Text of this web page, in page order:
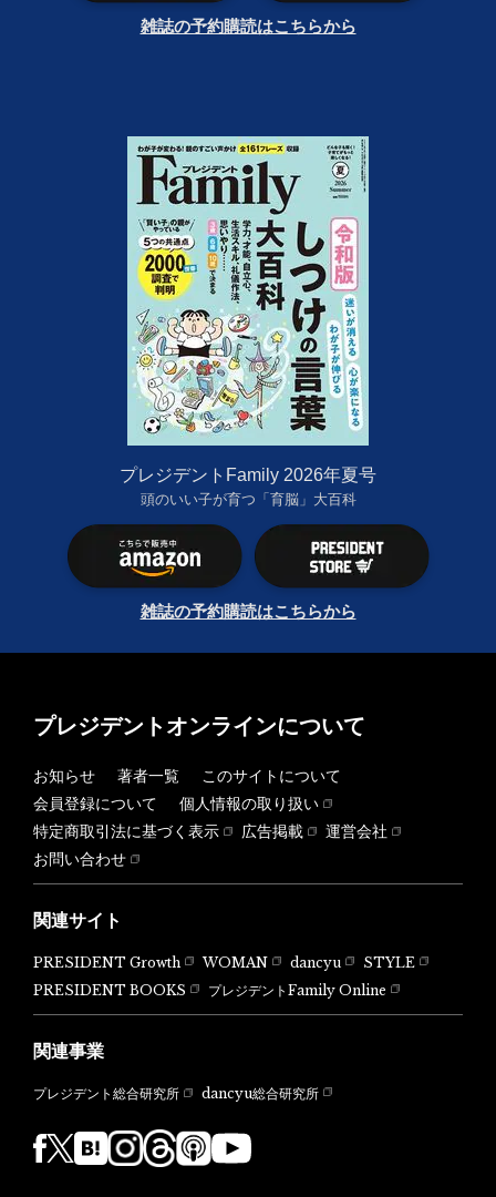
雑誌の予約購読はこちらから
プレジデントFamily 2026年夏号
頭のいい子が育つ「育脳」大百科
雑誌の予約購読はこちらから
プレジデントオンラインについて
お知らせ 著者一覧
このサイトについて
会員登録について
個人情報の取り扱い
特定商取引法に基づく表示
広告掲載
運営会社
お問い合わせ
関連サイト
PRESIDENT Growth WOMAN dancyu
STYLE
PRESIDENT BOOKS
プレジデントFamily Online
関連事業
プレジデント総合研究所 dancyu総合研究所